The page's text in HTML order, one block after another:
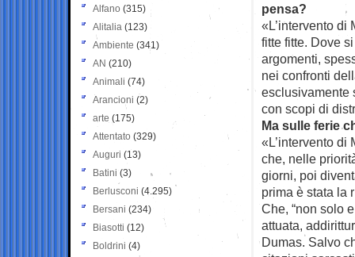
pensa?
«L’intervento di
fitte fitte. Dove
argomenti,
nei confronti
esclusivamente
con scopi di
Ma sulle ferie
«L’intervento di
che, nelle
giorni, poi
prima è stata la
Che, “non solo
attuata,
Dumas. Salvo
Alfano (315)
Alitalia (123)
Ambiente (341)
AN (210)
Animali (74)
Arancioni (2)
arte (175)
Attentato (329)
Auguri (13)
Batini (3)
Berlusconi (4.295)
Bersani (234)
Biasotti (12)
Boldrini (4)